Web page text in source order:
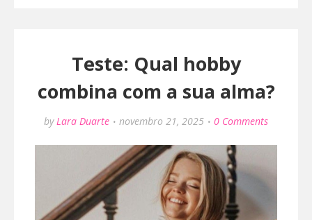
Teste: Qual hobby
combina com a sua alma?
by Lara Duarte novembro 21, 2025 0 Comments